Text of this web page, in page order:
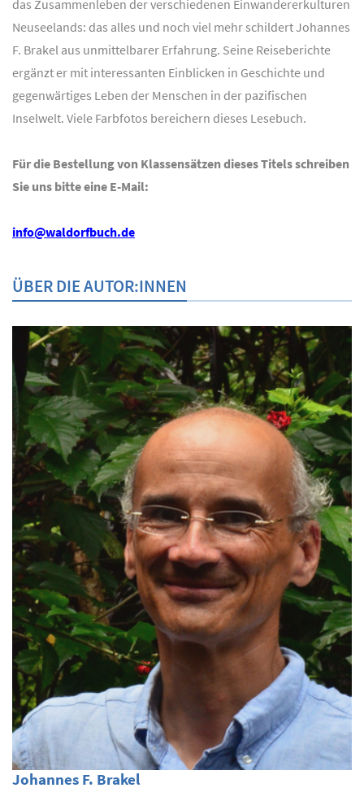
das Zusammenleben der verschiedenen Einwandererkulturen
Neuseelands: das alles und noch viel mehr schildert Johannes
F. Brakel aus unmittelbarer Erfahrung. Seine Reiseberichte
ergänzt er mit interessanten Einblicken in Geschichte und
gegenwärtiges Leben der Menschen in der pazifischen
Inselwelt. Viele Farbfotos bereichern dieses Lesebuch.
Für die Bestellung von Klassensätzen dieses Titels schreiben
Sie uns bitte eine E-Mail:
info@waldorfbuch.de
ÜBER DIE AUTOR:INNEN
Johannes F. Brakel